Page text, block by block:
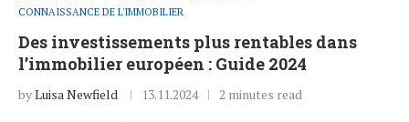
CONNAISSANCE DE L'IMMOBILIER
Des investissements plus rentables dans
l’immobilier européen : Guide 2024
byLuisa Newfield 13.11.2024 2 minutes read